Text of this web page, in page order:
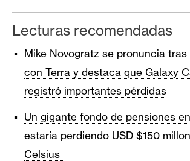
Lecturas recomendadas
Mike Novogratz se pronuncia
con Terra y destaca que Galaxy
registró importantes pérdidas
Un gigante fondo de pensiones
estaría perdiendo USD $150
Celsius